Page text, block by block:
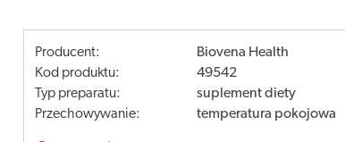
Producent:
Biovena Health
Kod produktu:
49542
Typ preparatu:
suplement diety
Przechowywanie:
temperatura pokojowa